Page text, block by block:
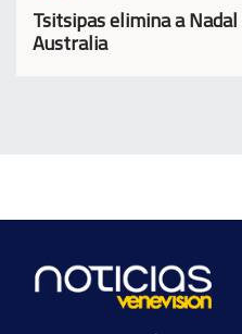
Tsitsipas elimina a
Australia